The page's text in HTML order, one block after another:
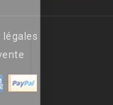
légales